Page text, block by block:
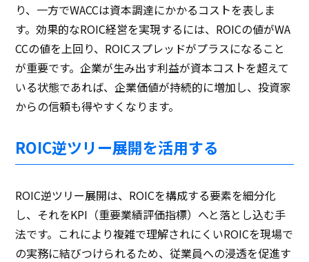
り、一方でWACCは資本調達にかかるコストを表しま
す。効果的なROIC経営を実現するには、ROICの値がWA
CCの値を上回り、ROICスプレッドがプラスになること
が重要です。企業が生み出す利益が資本コストを超えて
いる状態であれば、企業価値が持続的に増加し、投資家
からの信頼も得やすくなります。
ROIC逆ツリー展開を活用する
ROIC逆ツリー展開は、ROICを構成する要素を細分化
し、それをKPI（重要業績評価指標）へと落とし込む手
法です。これにより複雑で理解されにくいROICを現場で
の実務に結びつけられるため、従業員への浸透を促進す